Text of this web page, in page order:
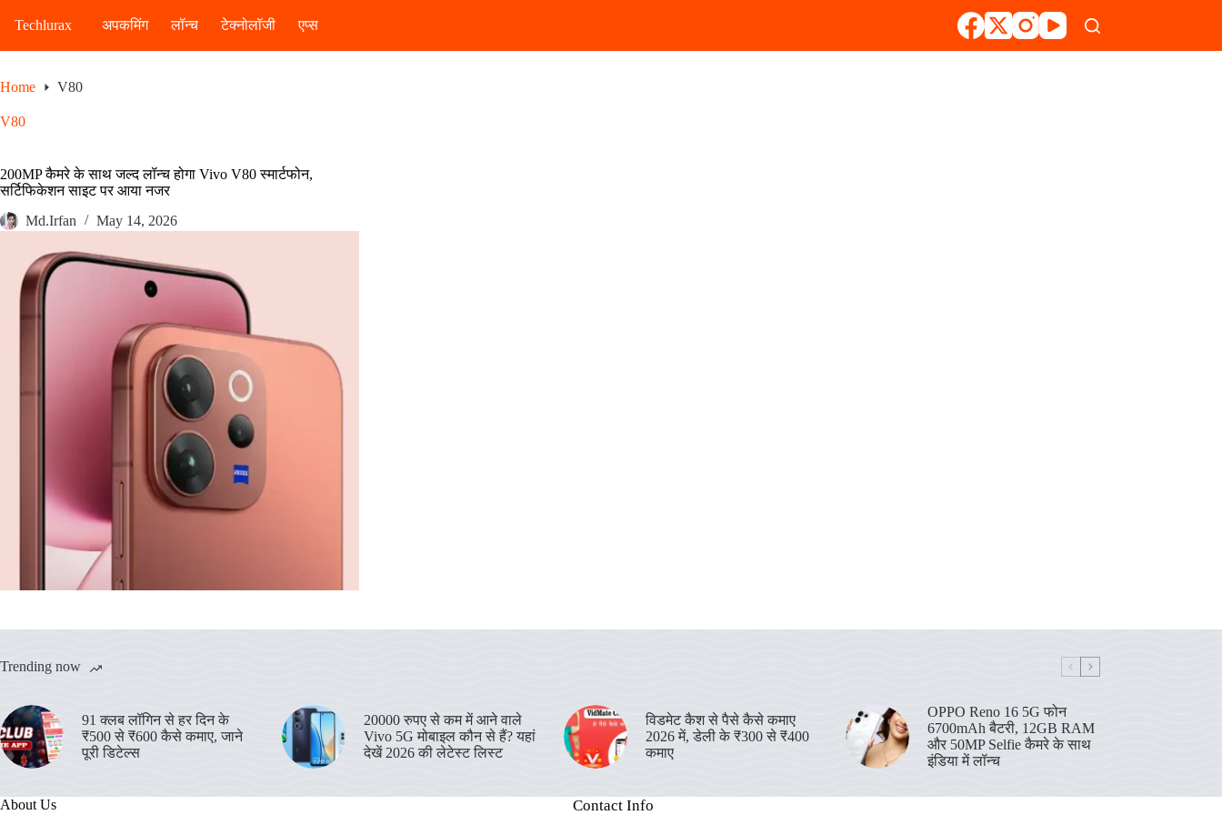
Techlurax अपकमिंग लॉन्च टेक्नोलॉजी एप्स
Home V80
V80
200MP कैमरे के साथ जल्द लॉन्च होगा Vivo V80 स्मार्टफोन,
सर्टिफिकेशन साइट पर आया नजर
Md.Irfan
May 14, 2026
Trending now
91 क्लब लॉगिन से हर दिन के
₹500 से ₹600 कैसे कमाए, जाने
पूरी डिटेल्स
20000 रुपए से कम में आने वाले
Vivo 5G मोबाइल कौन से हैं? यहां
देखें 2026 की लेटेस्ट लिस्ट
विडमेट कैश से पैसे कैसे कमाए
2026 में, डेली के ₹300 से ₹400
कमाए
OPPO Reno 16 5G फोन
6700mAh बैटरी, 12GB RAM
और 50MP Selfie कैमरे के साथ
इंडिया में लॉन्च
About Us Contact Info